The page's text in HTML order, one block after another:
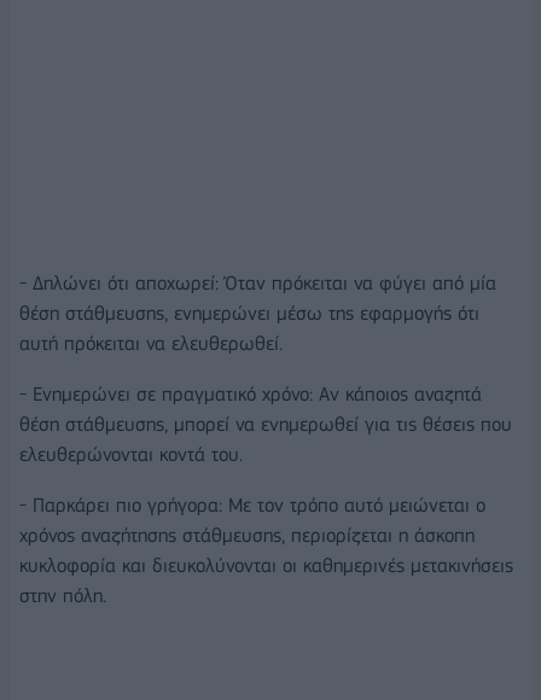
- Δηλώνει ότι αποχωρεί: Όταν πρόκειται να φύγει από μία
θέση στάθμευσης, ενημερώνει μέσω της εφαρμογής ότι
αυτή πρόκειται να ελευθερωθεί.
- Ενημερώνει σε πραγματικό χρόνο: Αν κάποιος αναζητά
θέση στάθμευσης, μπορεί να ενημερωθεί για τις θέσεις που
ελευθερώνονται κοντά του.
- Παρκάρει πιο γρήγορα: Με τον τρόπο αυτό μειώνεται ο
χρόνος αναζήτησης στάθμευσης, περιορίζεται η άσκοπη
κυκλοφορία και διευκολύνονται οι καθημερινές μετακινήσεις
στην πόλη.